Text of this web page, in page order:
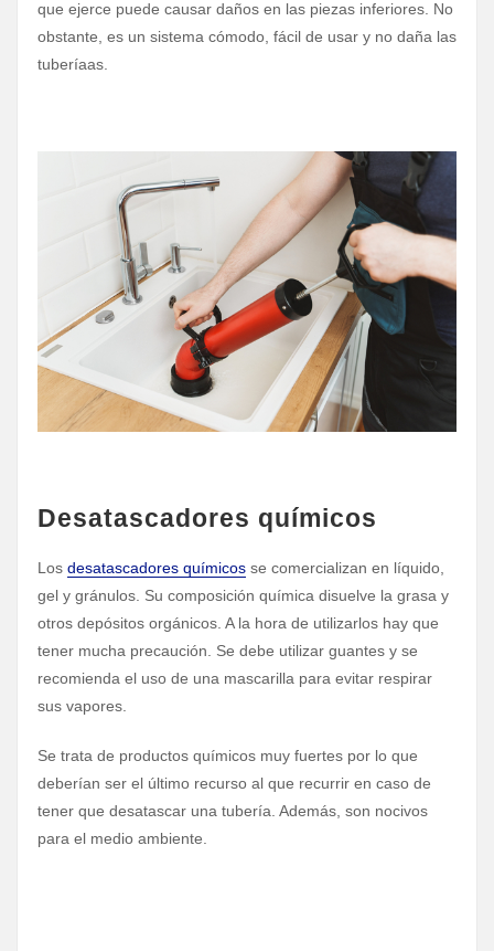
que ejerce puede causar daños en las piezas inferiores. No
obstante, es un sistema cómodo, fácil de usar y no daña las
tuberíaas.
Desatascadores químicos
Los desatascadores químicosse comercializan en líquido,
gel y gránulos. Su composición química disuelve la grasa y
otros depósitos orgánicos. A la hora de utilizarlos hay que
tener mucha precaución. Se debe utilizar guantes y se
recomienda el uso de una mascarilla para evitar respirar
sus vapores.
Se trata de productos químicos muy fuertes por lo que
deberían ser el último recurso al que recurrir en caso de
tener que desatascar una tubería. Además, son nocivos
para el medio ambiente.